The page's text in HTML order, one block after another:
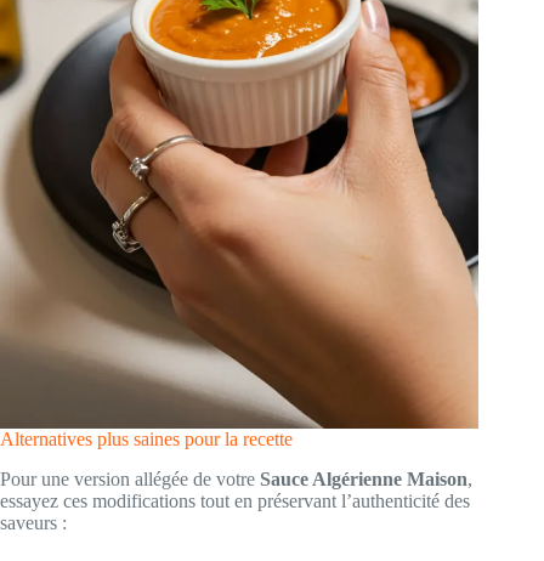
Alternatives plus saines pour la recette
Pour une version allégée de votre Sauce Algérienne Maison,
essayez ces modifications tout en préservant l’authenticité des
saveurs :